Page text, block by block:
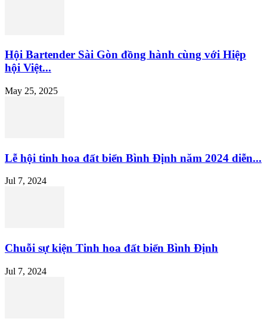
Hội Bartender Sài Gòn đồng hành cùng với Hiệp
hội Việt...
May 25, 2025
Lễ hội tinh hoa đất biển Bình Định năm 2024 diễn...
Jul 7, 2024
Chuỗi sự kiện Tinh hoa đất biển Bình Định
Jul 7, 2024